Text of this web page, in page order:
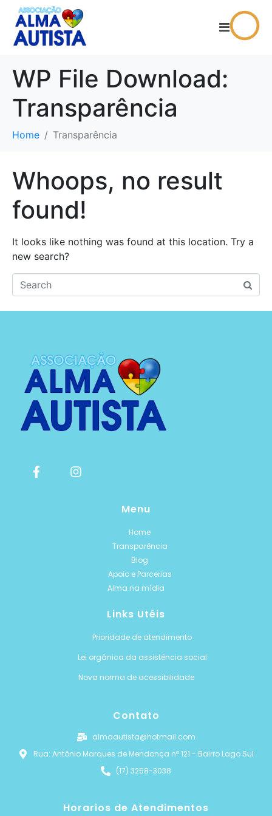
WP File Download:
Transparência
Home Transparência
Whoops, no result
found!
It looks like nothing was found at this location. Try a
new search?
Menu
Home
Transparência
Blog
Apoio e Parcerias
Alma na mídia
Links Utéis
Prioridade de atendimento
Lei orgânica da assistência social
Nova norma de acessibilidade
Contato
almaautista@hotmail.com
Rua: Antônio Marques de Mendonça nº 121 - Bairro Lago Sul
(17) 3258-3038
Horarios de Atendimentos